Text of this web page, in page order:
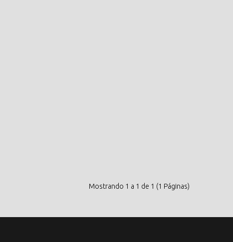
Mostrando 1 a 1 de 1 (1 Páginas)